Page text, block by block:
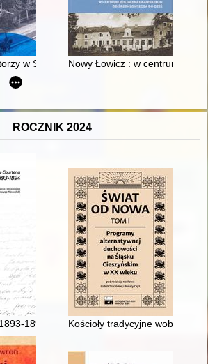
w Sopocie : prestiż finansowy i
Nowy Łowicz : w centrum
ROCZNIK 2024
1894 Kościoły tradycyjne wobec